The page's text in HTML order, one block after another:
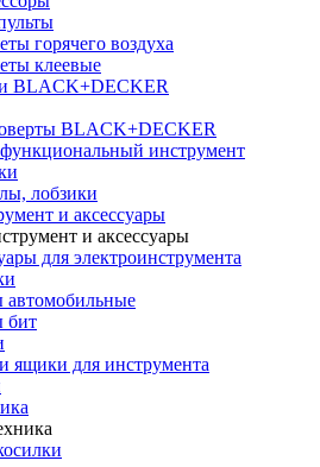
горячего воздуха
клеевые
BLACK+DECKER
BLACK+DECKER
инструмент
лобзики
и аксессуары
и аксессуары
для электроинструмента
автомобильные
бит
ящики для инструмента